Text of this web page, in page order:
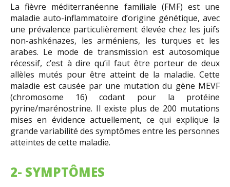
La fièvre méditerranéenne familiale (FMF) est une
maladie auto-inflammatoire d’origine génétique, avec
une prévalence particulièrement élevée chez les juifs
non-ashkénazes, les arméniens, les turques et les
arabes. Le mode de transmission est autosomique
récessif, c’est à dire qu’il faut être porteur de deux
allèles mutés pour être atteint de la maladie. Cette
maladie est causée par une mutation du gène MEVF
(chromosome 16) codant pour la protéine
pyrine/marénostrine. Il existe plus de 200 mutations
mises en évidence actuellement, ce qui explique la
grande variabilité des symptômes entre les personnes
atteintes de cette maladie.
2- SYMPTÔMES